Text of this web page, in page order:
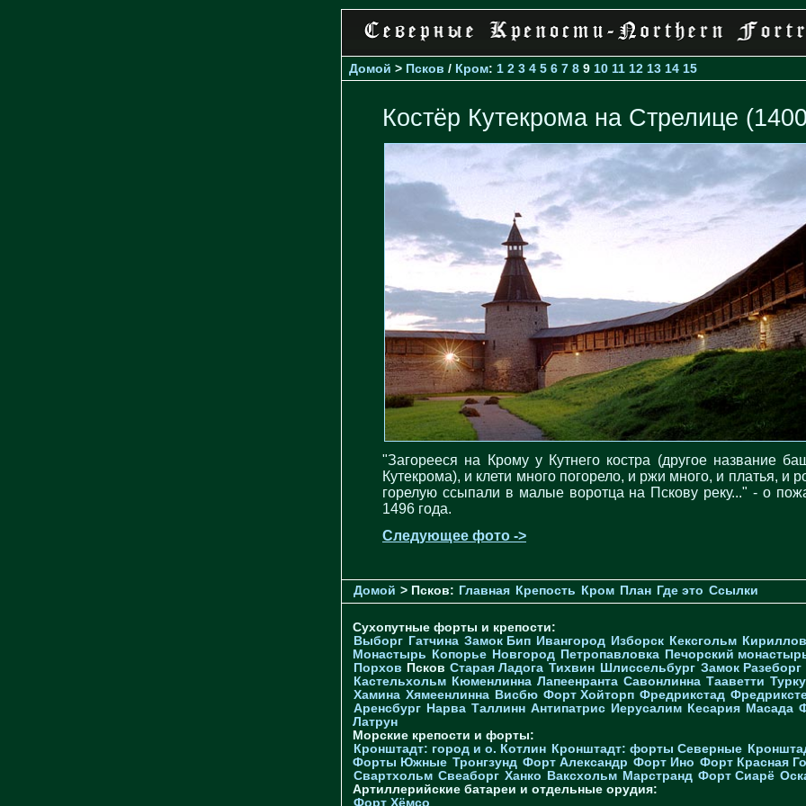
Домой > Псков / Кром: 1 2 3 4 5 6 7 8 9 10 11 12 13 14 15
Костёр Кутекрома на Стрелице
"Загорееся на Крому у Кутнего костра (другое название
Кутекрома), и клети много погорело, и ржи много, и платья, и
горелую ссыпали в малые воротца на Пскову реку..." - о
1496 года.
Следующее фото ->
Домой > Псков: Главная Крепость Кром План Где это Ссылки
Сухопутные форты и крепости:
Выборг Гатчина Замок Бип Ивангород Изборск Кексгольм
Монастырь
Копорье Новгород Петропавловка Печорcкий
Порхов Псков Старая Ладога Тихвин Шлиссельбург Замок Разеборг
Кастельхольм Кюменлинна Лапеенранта Савонлинна Тааветти Турку
Хамина Хямеенлинна Висбю Форт Хойторп Фредрикстад
Аренсбург Нарва Таллинн Антипатрис Иерусалим Кесария Масада
Латрун
Морские крепости и форты:
Кронштадт: город и о. Котлин Кронштадт: форты Северные
Форты Южные Тронгзунд Форт Александр Форт Ино Форт Красная
Свартхольм Свеаборг Ханко Ваксхольм Марстранд Форт Сиарё
Артиллерийские батареи и отдельные орудия:
Форт Хёмсо